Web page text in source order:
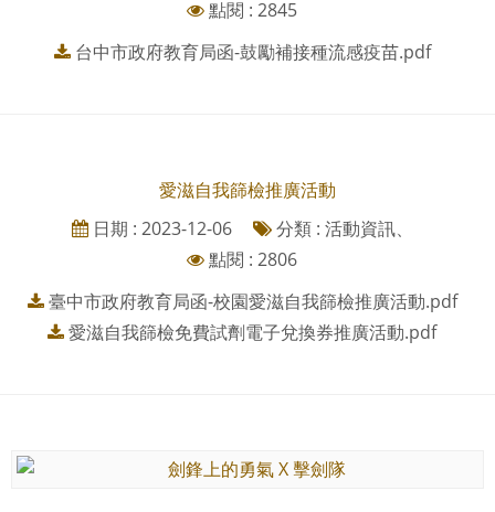
點閱 : 2845
台中市政府教育局函-鼓勵補接種流感疫苗.pdf
愛滋自我篩檢推廣活動
日期 : 2023-12-06
分類 : 活動資訊、
點閱 : 2806
臺中市政府教育局函-校園愛滋自我篩檢推廣活動.pdf
愛滋自我篩檢免費試劑電子兌換券推廣活動.pdf